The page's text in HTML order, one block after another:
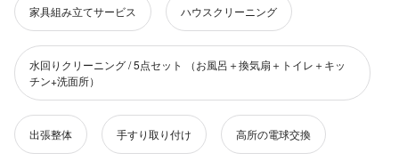
家具組み立てサービス ハウスクリーニング
水回りクリーニング / 5点セット （お風呂＋換気扇＋トイレ＋キッ
チン+洗面所）
出張整体 手すり取り付け 高所の電球交換